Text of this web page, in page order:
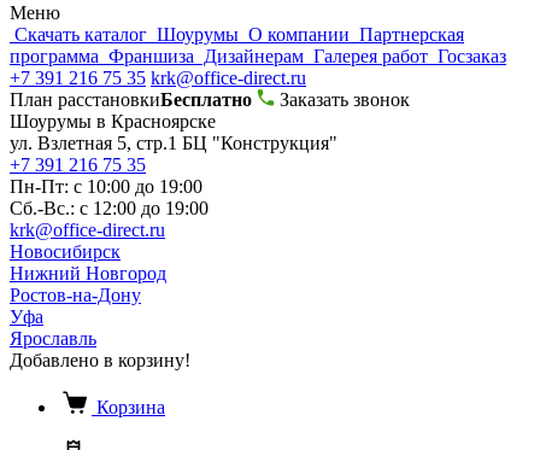
Меню
Скачать каталог Шоурумы О компании Партнерская
программа Франшиза Дизайнерам Галерея работ Госзаказ
+7 391 216 75 35 krk@office-direct.ru
План расстановкиБесплатно
Заказать звонок
Шоурумы в Красноярске
ул. Взлетная 5, стр.1 БЦ "Конструкция"
+7 391 216 75 35
Пн-Пт: с 10:00 до 19:00
Сб.-Вс.: с 12:00 до 19:00
krk@office-direct.ru
Новосибирск
Нижний Новгород
Ростов-на-Дону
Уфа
Ярославль
Добавлено в корзину!
Корзина